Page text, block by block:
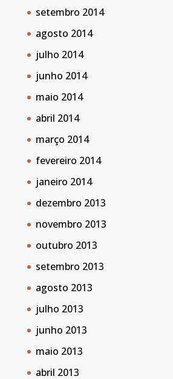
setembro 2014
agosto 2014
julho 2014
junho 2014
maio 2014
abril 2014
março 2014
fevereiro 2014
janeiro 2014
dezembro 2013
novembro 2013
outubro 2013
setembro 2013
agosto 2013
julho 2013
junho 2013
maio 2013
abril 2013